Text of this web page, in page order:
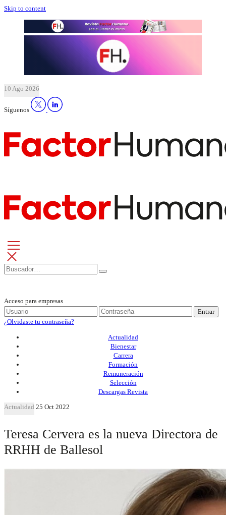
Skip to content
10 Ago 2026
Síguenos
Acceso para empresas
Entrar
¿Olvidaste tu contraseña?
Actualidad
Bienestar
Carrera
Formación
Remuneración
Selección
Descargas Revista
Actualidad 25 Oct 2022
Teresa Cervera es la nueva Directora de
RRHH de Ballesol